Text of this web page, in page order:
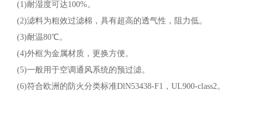
(1)耐湿度可达100%。
(2)滤料为粗效过滤棉，具有超高的透气性，阻力低。
(3)耐温80℃。
(4)外框为金属材质，更换方便。
(5)一般用于空调通风系统的预过滤。
(6)符合欧洲的防火分类标准DlN53438-F1，UL900-class2。